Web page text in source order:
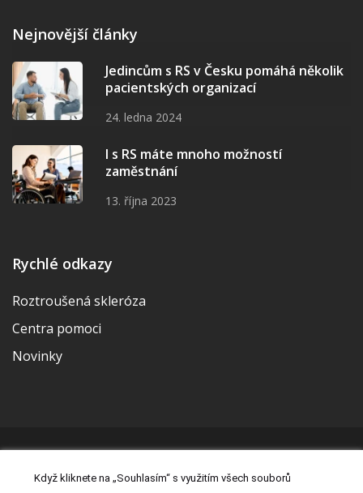
Nejnovější články
Jedincům s RS v Česku pomáhá několik
pacientských organizací
24. ledna 2024
I s RS máte mnoho možností
zaměstnání
13. října 2023
Rychlé odkazy
Roztroušená skleróza
Centra pomoci
Novinky
Právní prohlášení|Prohlášení o cookies|Nastavení cookies
Když kliknete na „Souhlasím“ s využitím všech souborů